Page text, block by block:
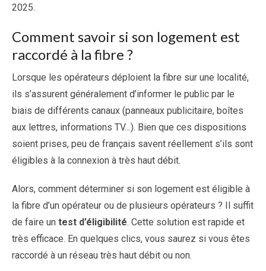
2025.
Comment savoir si son logement est
raccordé à la fibre ?
Lorsque les opérateurs déploient la fibre sur une localité,
ils s’assurent généralement d’informer le public par le
biais de différents canaux (panneaux publicitaire, boîtes
aux lettres, informations TV…). Bien que ces dispositions
soient prises, peu de français savent réellement s’ils sont
éligibles à la connexion à très haut débit.
Alors, comment déterminer si son logement est éligible à
la fibre d’un opérateur ou de plusieurs opérateurs ? Il suffit
de faire un test d’éligibilité. Cette solution est rapide et
très efficace. En quelques clics, vous saurez si vous êtes
raccordé à un réseau très haut débit ou non.